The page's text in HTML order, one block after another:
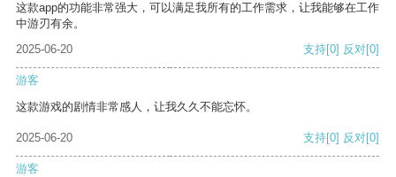
这款app的功能非常强大，可以满足我所有的工作需求，让我能够在工作
中游刃有余。
2025-06-20
支持[0] 反对[0]
游客
这款游戏的剧情非常感人，让我久久不能忘怀。
2025-06-20 支持[0] 反对[0]
游客